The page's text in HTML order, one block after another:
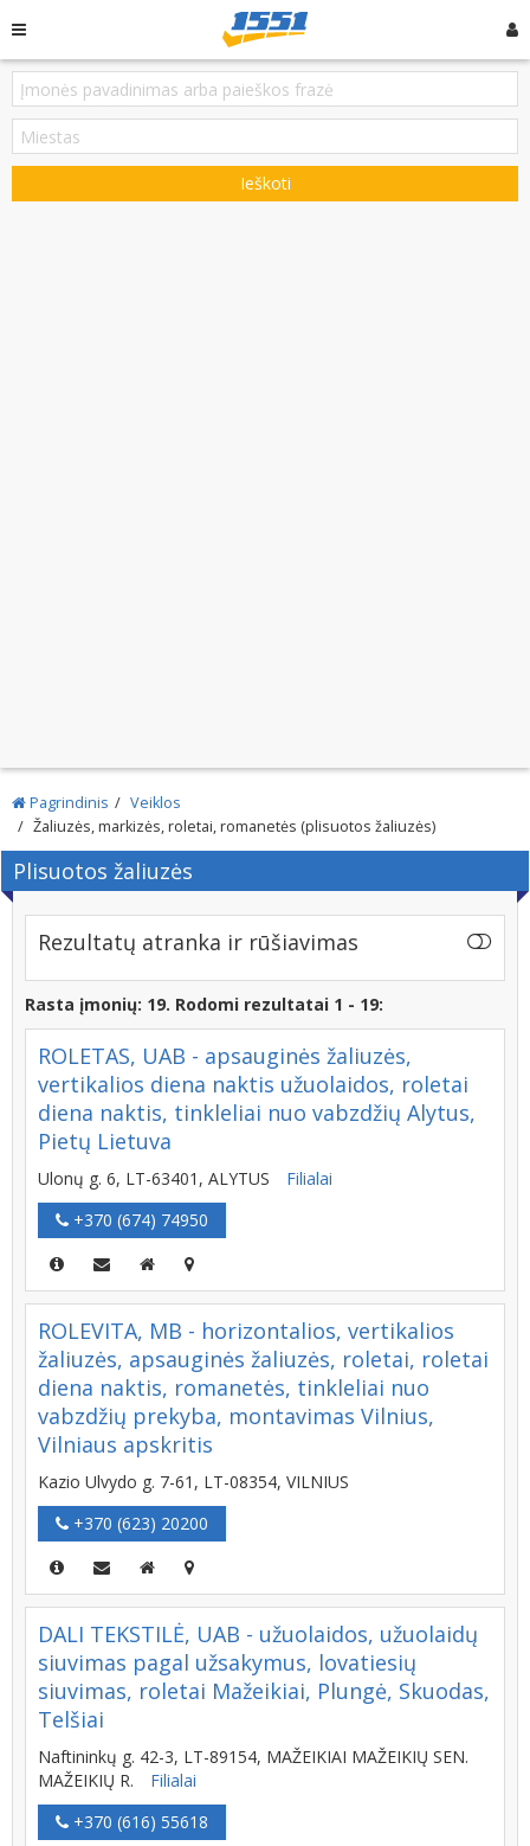
Ieškoti
Pagrindinis
Veiklos
Žaliuzės, markizės, roletai, romanetės (plisuotos žaliuzės)
Plisuotos žaliuzės
Rezultatų atranka ir rūšiavimas
Rasta įmonių: 19. Rodomi rezultatai 1 - 19:
ROLETAS, UAB - apsauginės žaliuzės,
vertikalios diena naktis užuolaidos, roletai
diena naktis, tinkleliai nuo vabzdžių Alytus,
Pietų Lietuva
Ulonų g. 6, LT-63401, ALYTUS
Filialai
+370 (674) 74950
ROLEVITA, MB - horizontalios, vertikalios
žaliuzės, apsauginės žaliuzės, roletai, roletai
diena naktis, romanetės, tinkleliai nuo
vabzdžių prekyba, montavimas Vilnius,
Vilniaus apskritis
Kazio Ulvydo g. 7-61, LT-08354, VILNIUS
+370 (623) 20200
DALI TEKSTILĖ, UAB - užuolaidos, užuolaidų
siuvimas pagal užsakymus, lovatiesių
siuvimas, roletai Mažeikiai, Plungė, Skuodas,
Telšiai
Naftininkų g. 42-3, LT-89154, MAŽEIKIAI MAŽEIKIŲ SEN.
MAŽEIKIŲ R.
Filialai
+370 (616) 55618